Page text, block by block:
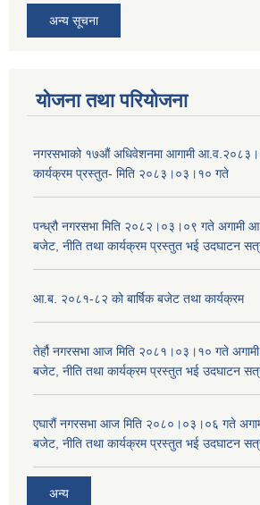
अन्य सूचना
योजना तथा परियोजना
नगरसभाको १७औं अधिवेशनमा आगामी
कार्यक्रम प्रस्तुत- मिति २०८३।०३।१० गते
पन्ध्रौ नगरसभा मिति २०८२।०३।०९ गते अगामी
बजेट, नीति तथा कार्यक्रम प्रस्तुत भई उदघाटन
आ.ब. २०८१-८२ को बार्षिक बजेट तथा कार्यक्रम
तेर्हौ नगरसभा आज मिति २०८१।०३।१० गते
बजेट, नीति तथा कार्यक्रम प्रस्तुत भई उदघाटन
एघारौं नगरसभा आज मिति २०८०।०३।०६ गते
बजेट, नीति तथा कार्यक्रम प्रस्तुत भई उदघाटन
अन्य